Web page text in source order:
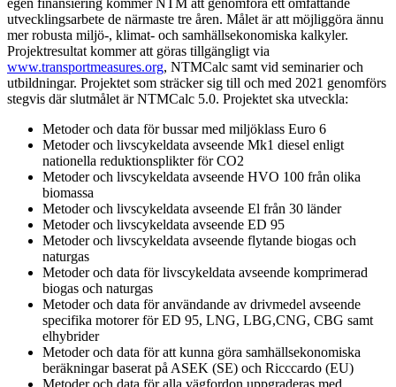
utvecklingsarbete de närmaste tre åren. Målet är att möjliggöra ännu
mer robusta miljö-, klimat- och samhällsekonomiska kalkyler.
Projektresultat kommer att göras tillgängligt via
www.transportmeasures.org, NTMCalc samt vid seminarier och
utbildningar. Projektet som sträcker sig till och med 2021 genomförs
stegvis där slutmålet är NTMCalc 5.0. Projektet ska utveckla:
Metoder och data för bussar med miljöklass Euro 6
Metoder och livscykeldata avseende Mk1 diesel enligt
nationella reduktionsplikter för CO2
Metoder och livscykeldata avseende HVO 100 från olika
biomassa
Metoder och livscykeldata avseende El från 30 länder
Metoder och livscykeldata avseende ED 95
Metoder och livscykeldata avseende flytande biogas och
naturgas
Metoder och data för livscykeldata avseende komprimerad
biogas och naturgas
Metoder och data för användande av drivmedel avseende
specifika motorer för ED 95, LNG, LBG,CNG, CBG samt
elhybrider
Metoder och data för att kunna göra samhällsekonomiska
beräkningar baserat på ASEK (SE) och Ricccardo (EU)
Metoder och data för alla vägfordon uppgraderas med